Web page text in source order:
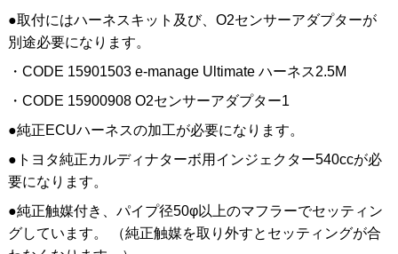
●取付にはハーネスキット及び、O2センサーアダプターが
別途必要になります。
・CODE 15901503 e-manage Ultimate ハーネス2.5M
・CODE 15900908 O2センサーアダプター1
●純正ECUハーネスの加工が必要になります。
●トヨタ純正カルディナターボ用インジェクター540ccが必
要になります。
●純正触媒付き、パイプ径50φ以上のマフラーでセッティン
グしています。 （純正触媒を取り外すとセッティングが合